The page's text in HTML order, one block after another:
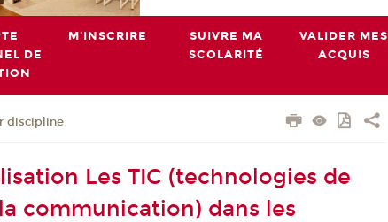
DE
M'INSCRIRE
SUIVRE MA
SCOLARITÉ
VALIDER MES
ACQUIS
discipline
Les TIC (technologies de
communication) dans les